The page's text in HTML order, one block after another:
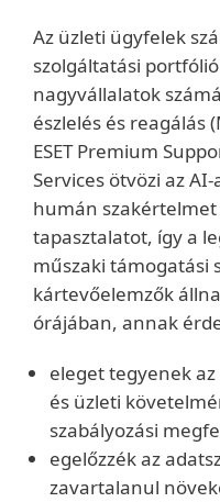
Az üzleti ügyfelek
szolgáltatási
nagyvállalatok
észlelés és reagálás
ESET Premium
Services ötvözi az
humán
tapasztalatot, így a
műszaki támogatási
kártevőelemzők
órájában, annak
eleget tegyenek
és üzleti
szabályozási
egelőzzék az
zavartalanul